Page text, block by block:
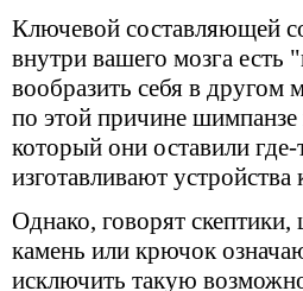
Ключевой составляющей
внутри вашего мозга есть
вообразить себя в другом
по этой причине
который они оставили
изготавливают
Однако, говорят
камень или крючок
исключить такую